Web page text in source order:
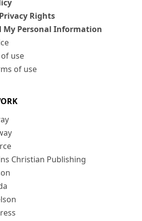
Rights
My Personal Information
use
of use
Christian Publishing